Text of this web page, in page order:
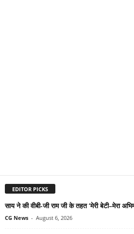
EDITOR PICKS
साय ने की वीबी-जी राम जी के तहत ‘मेरी बेटी–मेरा
CG News - August 6, 2026